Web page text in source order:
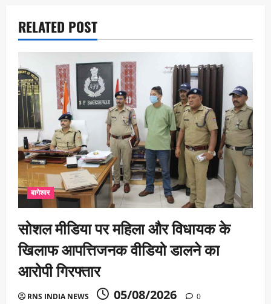
RELATED POST
बागेश्वर
सोशल मीडिया पर महिला और विधायक के
खिलाफ आपत्तिजनक वीडियो डालने का
आरोपी गिरफ्तार
RNS INDIA NEWS 05/08/2026 0